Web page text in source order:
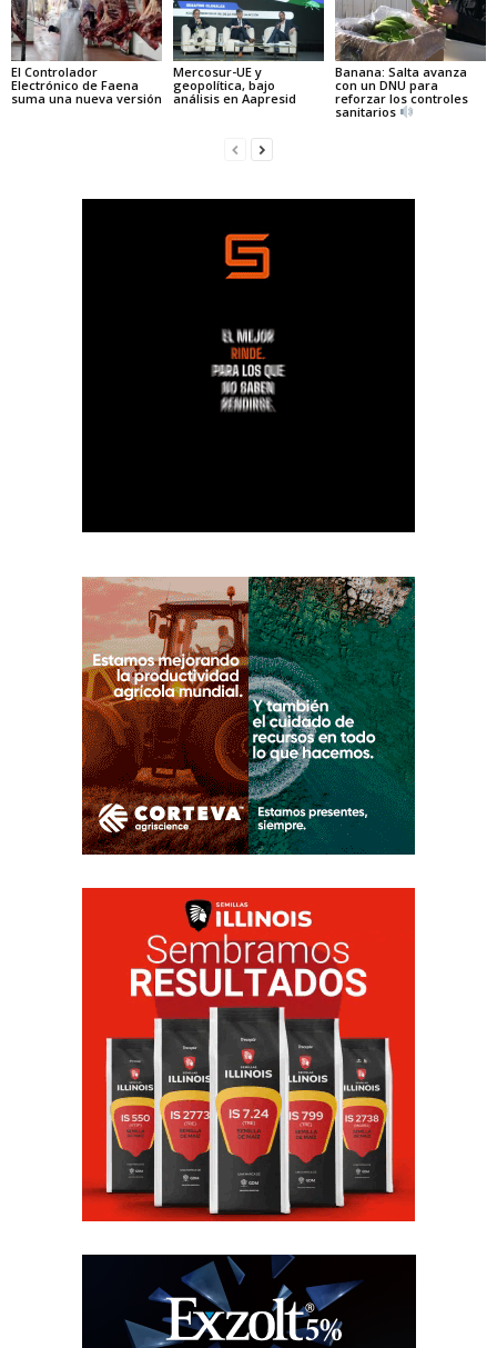
El Controlador
Electrónico de Faena
suma una nueva versión
Mercosur-UE y
geopolítica, bajo
análisis en Aapresid
Banana: Salta avanza
con un DNU para
reforzar los controles
sanitarios